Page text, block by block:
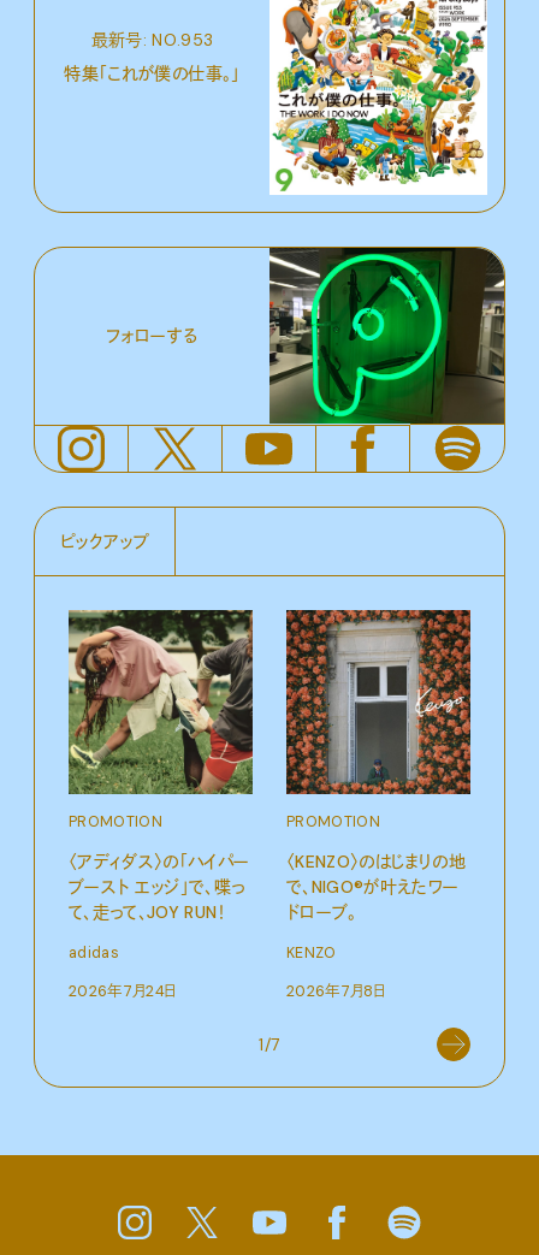
最新号: NO.953
特集「これが僕の仕事。」
フォローする
ピックアップ
PROMOTION
〈アディダス〉の「ハイパー
ブースト エッジ」で、喋っ
て、走って、JOY RUN！
adidas
2026年7月24日
PROMOTION
〈KENZO〉のはじまりの地
で、NIGO®が叶えたワー
ドローブ。
KENZO
2026年7月8日
1/7